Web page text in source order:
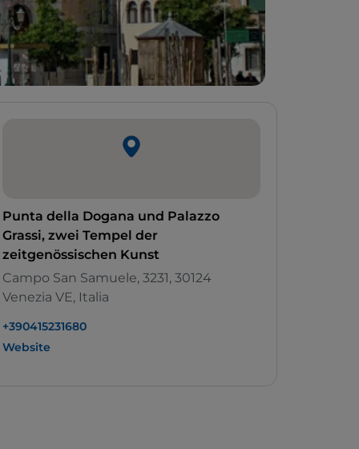
Punta della Dogana und Palazzo
Grassi, zwei Tempel der
zeitgenössischen Kunst
Campo San Samuele, 3231, 30124
Venezia VE, Italia
+390415231680
Website